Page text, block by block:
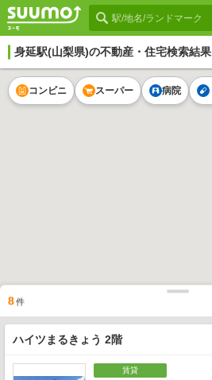
身延駅(山梨県)の不動産・住宅検索結果
コンビニ スーパー 病院
8件
ハイツまるきょう 2階
賃貸